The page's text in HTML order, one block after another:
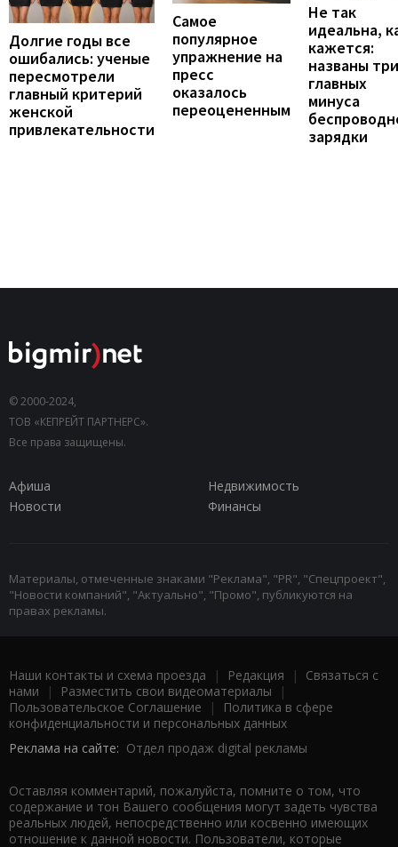
Долгие годы все
ошибались: ученые
пересмотрели
главный критерий
женской
привлекательности
Самое
популярное
упражнение на
пресс
оказалось
переоцененным
Не так
идеальна,
кажется:
названы три
главных
минуса
зарядки
© 2000-2024,
ТОВ «КЕПРЕЙТ ПАРТНЕРС».
Все права защищены.
Афиша
Недвижимость
Новости
Финансы
Материалы, отмеченные знаками "Реклама", "PR", "Спецпроект",
"Новости компаний", "Актуально", "Промо", публикуются на
правах рекламы.
Наши контакты и схема проезда | Редакция | Связаться с
нами | Разместить свои видеоматериалы |
Пользовательское Соглашение |
Политика в сфере
конфиденциальности и персональных данных
Реклама на сайте: Отдел продаж digital рекламы
Оставляя комментарий, пожалуйста, помните о том, что
содержание и тон Вашего сообщения могут задеть чувства
реальных людей, непосредственно или косвенно имеющих
отношение к данной новости. Пользователи, которые